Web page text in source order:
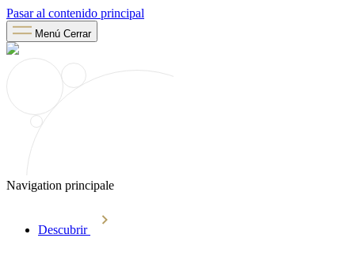
Pasar al contenido principal
Menú Cerrar
Navigation principale
Descubrir